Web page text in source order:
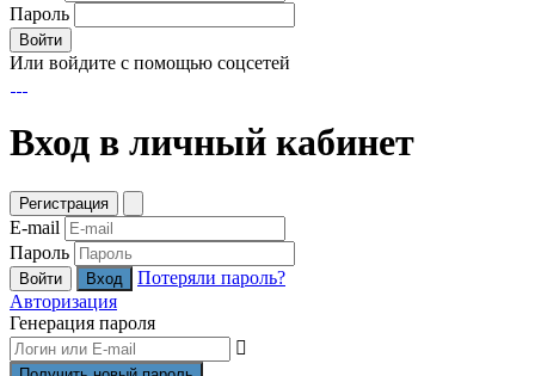
Пароль
Войти
Или войдите с помощью соцсетей
Вход в личный кабинет
Регистрация
E-mail
Пароль
Войти
Потеряли пароль?
Авторизация
Генерация пароля